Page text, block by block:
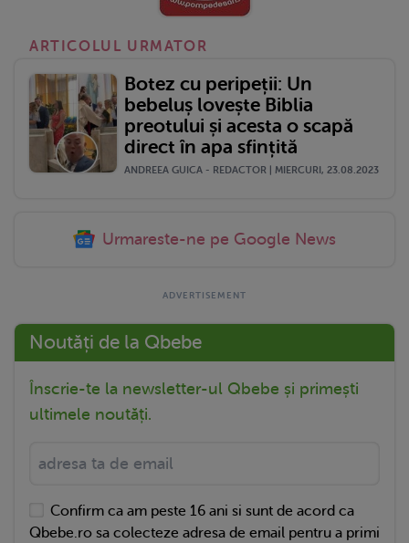
ARTICOLUL URMATOR
Botez cu peripeții: Un
bebeluș lovește Biblia
preotului și acesta o scapă
direct în apa sfințită
ANDREEA GUICA - REDACTOR | MIERCURI, 23.08.2023
Urmareste-ne pe Google News
Noutăți de la Qbebe
Înscrie-te la newsletter-ul Qbebe și primești
ultimele noutăți.
Confirm ca am peste 16 ani si sunt de acord ca
Qbebe.ro sa colecteze adresa de email pentru a primi